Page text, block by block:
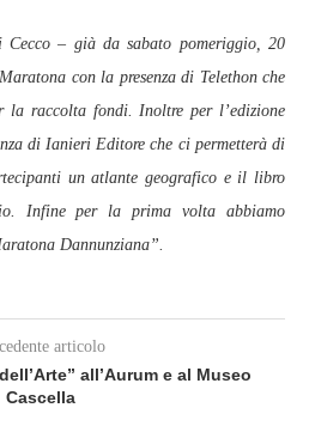
– già da sabato pomeriggio, 20
con la presenza di Telethon che
la raccolta fondi. Inoltre per l’edizione
di Ianieri Editore che ci permetterà di
un atlante geografico e il libro
Infine per la prima volta abbiamo
Dannunziana”.
articolo
all’Aurum e al Museo
Cascella